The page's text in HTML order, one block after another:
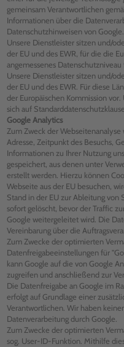
gemeinsam Verantwortlichen
Informationen über die
Datenschutzhinweisen von Google.
Unsere Dienstleister sitzen und/
der EU und des EWR, für die die
angemessenes
Unsere Dienstleister sitzen und/
der EU und des EWR. Für diese
der Europäischen Kommission
sich auf
Google Analytics
Zum Zweck der
Adresse, Zeitpunkt des Besuchs,
Informationen zu Ihrer Nutzung
gespeichert, aus denen unter
erstellt werden. Hierzu können
Webseite aus der EU besuchen,
Stand in der EU zur Ableitung von
sofort gelöscht, bevor der Traffic
Google weitergeleitet wird. Die
Vereinbarung über die
Zum Zwecke der optimierten
Datenfreigabeeinstellungen für
kann Google auf die von Google
zugreifen und anschließend zur
Die Datenfreigabe an Google im
erfolgt auf Grundlage einer
Verantwortlichen. Wir haben
Datenverarbeitung durch Google.
Zum Zwecke der optimierten
sog. User-ID-Funktion. Mithilfe